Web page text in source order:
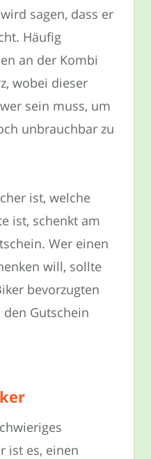
sagen, dass er
Häufig
an der Kombi
wobei dieser
sein muss, um
unbrauchbar zu
ist, welche
ist, schenkt am
Wer einen
will, sollte
bevorzugten
Gutschein
ist es, einen